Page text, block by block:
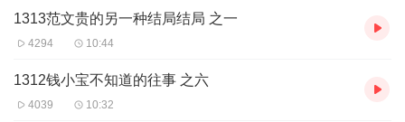
1313范文贵的另一种结局结局 之一
4294 10:44
1312钱小宝不知道的往事 之六
4039 10:32